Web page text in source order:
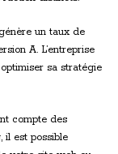
un taux de
A. L’entreprise
sa stratégie
compte des
il est possible